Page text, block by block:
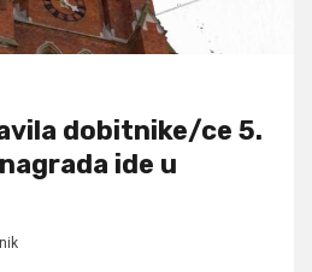
dobitnike/ce 5.
ide u